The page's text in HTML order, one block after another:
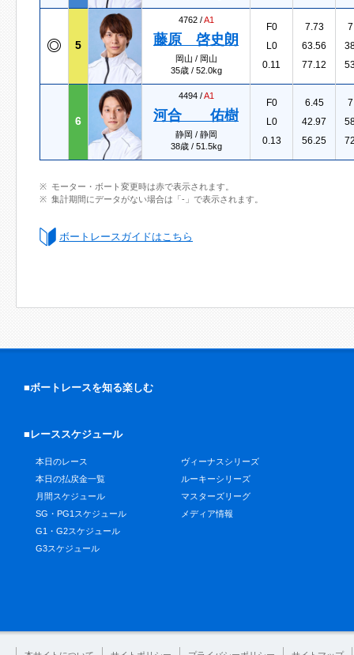
5
4762 /A1
藤原 啓史朗
岡山 / 岡山
35歳 / 52.0kg
F0
L0
0.11
7.73
63.56
77.12
6
4494 /A1
河合 佑樹
静岡 / 静岡
38歳 / 51.5kg
F0
L0
0.13
6.45
42.97
56.25
モーター・ボート変更時は赤で表示されます。
集計期間にデータがない場合は「-」で表示されます。
ボートレースガイドはこちら
■ボートレースを知る楽しむ
■レーススケジュール
本日のレース
本日の払戻金一覧
月間スケジュール
SG・PG1スケジュール
G1・G2スケジュール
G3スケジュール
ヴィーナスシリーズ
ルーキーシリーズ
マスターズリーグ
メディア情報